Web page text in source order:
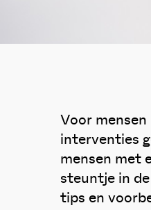
Voor
interventies
mensen met
steuntje in
tips en